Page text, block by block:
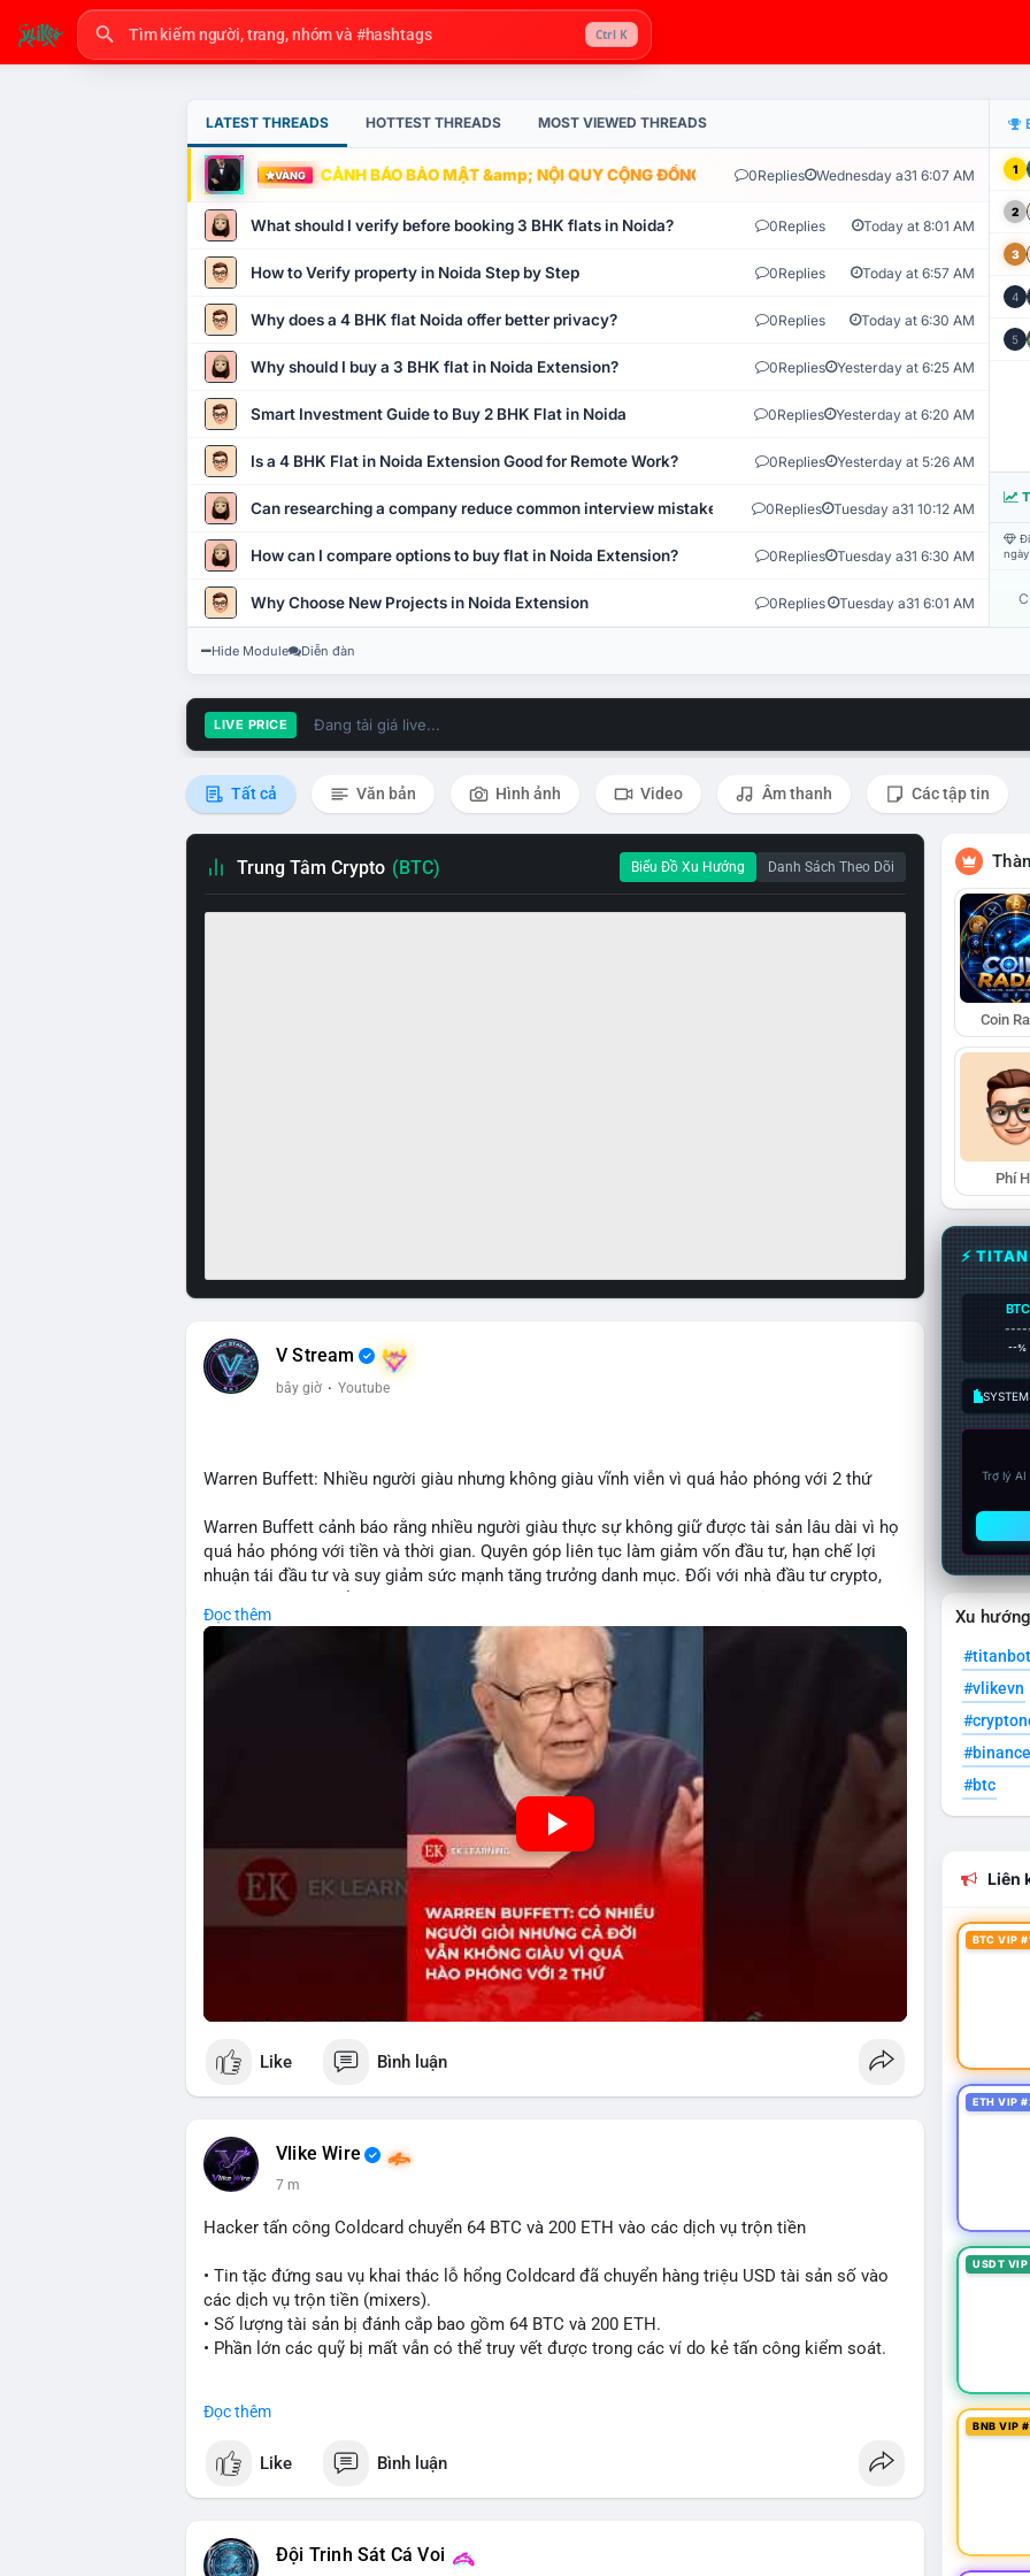
Ctrl K
LATEST THREADS HOTTEST THREADS MOST VIEWED THREADS
VÀNG CẢNH BÁO BẢO MẬT &amp; NỘI QUY CỘNG ĐỒNG VLIKE.VN: HỆ THỐNG GIÁM SÁT TỰ
0Replies Wednesday a31 6:07 AM
What should I verify before booking 3 BHK flats in Noida? 0Replies Today at 8:01 AM
How to Verify property in Noida Step by Step 0Replies Today at 6:57 AM
Why does a 4 BHK flat Noida offer better privacy? 0Replies Today at 6:30 AM
Why should I buy a 3 BHK flat in Noida Extension? 0Replies Yesterday at 6:25 AM
Smart Investment Guide to Buy 2 BHK Flat in Noida 0Replies Yesterday at 6:20 AM
Is a 4 BHK Flat in Noida Extension Good for Remote Work? 0Replies Yesterday at 5:26 AM
Can researching a company reduce common interview mistakes? 0Replies Tuesday a31 10:12 AM
How can I compare options to buy flat in Noida Extension? 0Replies Tuesday a31 6:30 AM
Why Choose New Projects in Noida Extension 0Replies Tuesday a31 6:01 AM
1
2
3
4
5
Hide Module Diễn đàn
LIVE PRICE Đang tải giá live...
Tất cả Văn bản Hình ảnh Video Âm thanh Các tập tin
Trung Tâm Crypto (BTC) Biểu Đồ Xu Hướng Danh Sách Theo Dõi
V Stream
bây giờ · Youtube
Warren Buffett: Nhiều người giàu nhưng không giàu vĩnh viễn vì quá hảo phóng với 2 thứ
Warren Buffett cảnh báo rằng nhiều người giàu thực sự không giữ được tài sản lâu dài vì họ
quá hảo phóng với tiền và thời gian. Quyên góp liên tục làm giảm vốn đầu tư, hạn chế lợi
nhuận tái đầu tư và suy giảm sức mạnh tăng trưởng danh mục. Đối với nhà đầu tư crypto,
bằng đóng góp xã hội và bảo vệ tài sản giúp nhà đầu tư đạt được bền vững tài chính mà
Nguồn: KIEN THUC KINH TE
Đọc thêm
Like Bình luận
Vlike Wire
7 m
Hacker tấn công Coldcard chuyển 64 BTC và 200 ETH vào các dịch vụ trộn tiền
• Tin tặc đứng sau vụ khai thác lỗ hổng Coldcard đã chuyển hàng triệu USD tài sản số vào
các dịch vụ trộn tiền (mixers).
• Số lượng tài sản bị đánh cắp bao gồm 64 BTC và 200 ETH.
• Phần lớn các quỹ bị mất vẫn có thể truy vết được trong các ví do kẻ tấn công kiểm soát.
#vlikevn #titanbot
📰 Nguồn: Cointelegraph
Đọc thêm
Like Bình luận
Đội Trinh Sát Cá Voi
Coin
Phí
⚡
BTC
--%
Trợ lý
Xu
#titanbot
#vlikevn
#btc
Liên
BTC VIP
ETH VIP
USDT
BNB VIP